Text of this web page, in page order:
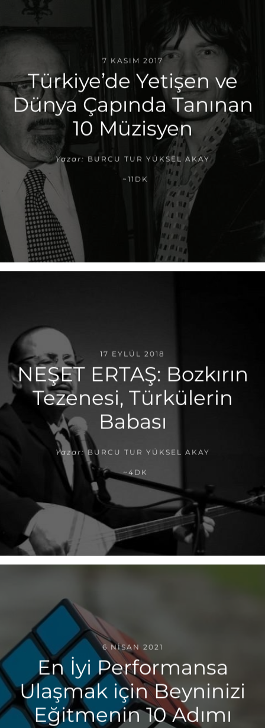
7 KASIM 2017
Türkiye’de Yetişen ve
Dünya Çapında Tanınan
10 Müzisyen
Yazar: BURCU TUR YÜKSEL AKAY
~11DK
17 EYLÜL 2018
NEŞET ERTAŞ: Bozkırın
Tezenesi, Türkülerin
Babası
Yazar: BURCU TUR YÜKSEL AKAY
~4DK
6 NISAN 2021
En İyi Performansa
Ulaşmak için Beyninizi
Eğitmenin 10 Adımı